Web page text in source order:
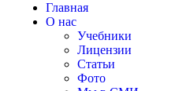
Главная
О нас
Учебники
Лицензии
Статьи
Фото